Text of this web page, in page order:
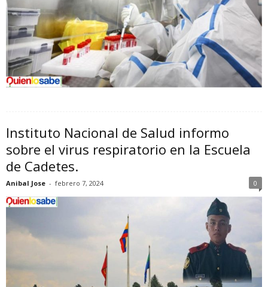
Instituto Nacional de Salud informo
sobre el virus respiratorio en la Escuela
de Cadetes.
Anibal Jose - febrero 7, 2024 0